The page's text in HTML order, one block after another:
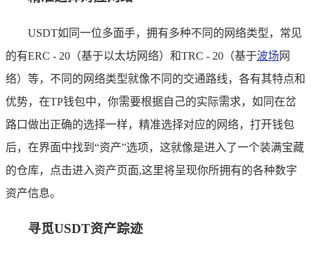
USDT如同一位多面手，拥有多种不同的网络类型，常见
的有ERC - 20（基于以太坊网络）和TRC - 20（基于波场 网
络）等，不同的网络类型就像不同的交通路线，各有其特点和
优势，在TP钱包中，你需要根据自己的实际需求，如同在岔
路口做出正确的选择一样，精准选择对应的网络，打开钱包
后，在界面中找到“资产”选项，这就像是进入了一个装满宝藏
的仓库，点击进入资产页面,这里将呈现你所拥有的各种数字
资产信息。
寻觅USDT资产踪迹